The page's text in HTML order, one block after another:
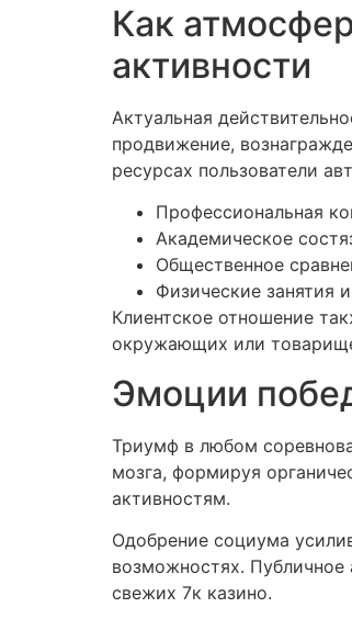
Как
активности
Актуальная
продвижение,
ресурсах пользователи
Профессиональная
Академическое
Общественное
Физические занятия
Клиентское отношение
окружающих или
Эмоции
Триумф в любом
мозга, формируя
активностям.
Одобрение социума
возможностях.
свежих 7к казино.